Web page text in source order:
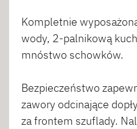
Kompletnie
wody, 2-palnikową
mnóstwo schowków.
Bezpieczeństwo
zawory odcinające
za frontem szuflady.